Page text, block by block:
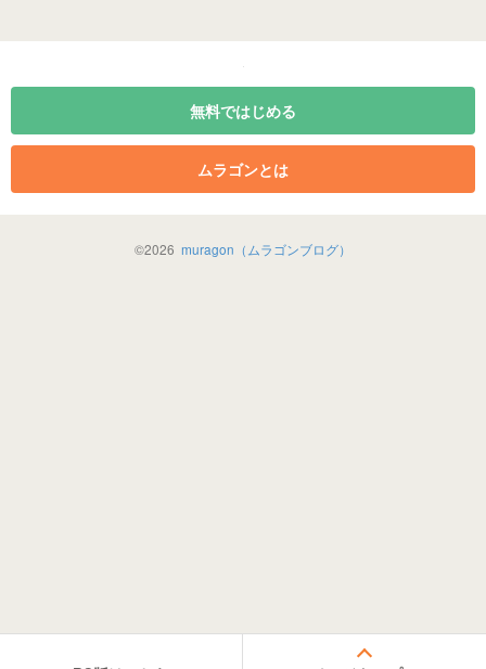
無料ではじめる
ムラゴンとは
©2026 muragon（ムラゴンブログ）